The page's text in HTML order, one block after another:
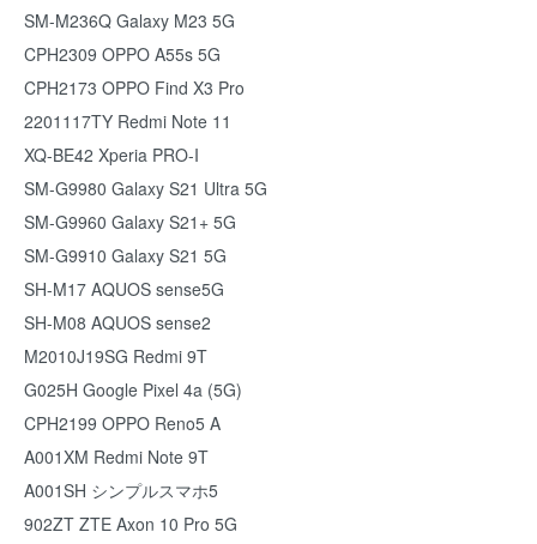
SM-M236Q Galaxy M23 5G
CPH2309 OPPO A55s 5G
CPH2173 OPPO Find X3 Pro
2201117TY Redmi Note 11
XQ-BE42 Xperia PRO-I
SM-G9980 Galaxy S21 Ultra 5G
SM-G9960 Galaxy S21+ 5G
SM-G9910 Galaxy S21 5G
SH-M17 AQUOS sense5G
SH-M08 AQUOS sense2
M2010J19SG Redmi 9T
G025H Google Pixel 4a (5G)
CPH2199 OPPO Reno5 A
A001XM Redmi Note 9T
A001SH シンプルスマホ5
902ZT ZTE Axon 10 Pro 5G